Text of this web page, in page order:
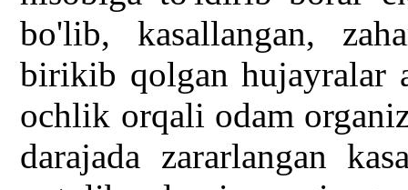
bo'lib, kasallangan,
birikib qolgan hujayralar
ochlik orqali odam
darajada zararlangan